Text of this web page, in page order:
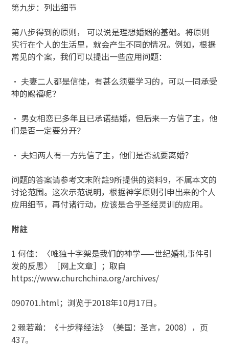
第九步：列出细节
第八步得到的原则， 可以说是理想婚姻的基础。将原则
实行在个人的生活里，就会产生不同的情况。例如，根据
常见的个案，我们可以提出一些应用问题：
· 夫妻二人都是信徒，有甚么须要学习的，可以一同承受
神的赐福呢？
· 男女相恋已多年且已承诺结婚，但后来一方信了主，他
们是否一定要分开？
· 夫妇两人有一方先信了主，他们是否就要离婚？
问题的答案请参考文末附註9所提供的资料9，不属本文的
讨论范围。这次示范说明，根据神学原则引申出来的个人
应用细节，再付诸行动，应该是合乎圣经灵训的应用。
附註
1 何佳：〈唯独十字架是我们的神学——世纪婚礼事件引
发的反思〉［网上文章］；取自
https://www.churchchina.org/archives/
090701.html；浏览于2018年10月17日。
2 赖若瀚：《十步释经法》（美国：圣言，2008），页
437。